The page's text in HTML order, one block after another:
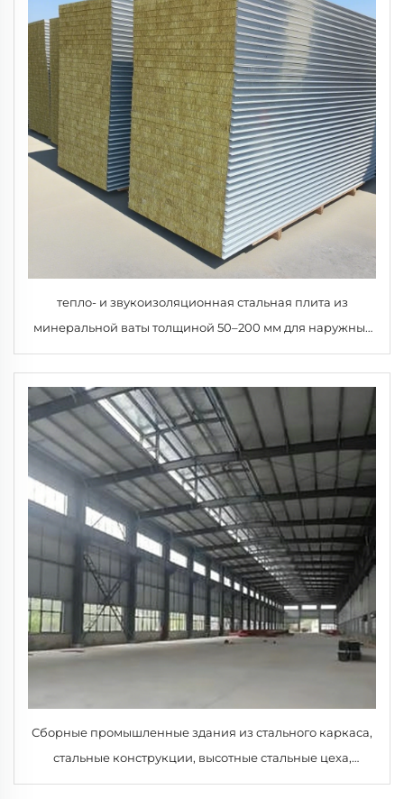
тепло- и звукоизоляционная стальная плита из
минеральной ваты толщиной 50–200 мм для наружных
стен и холодильных камер, минераловатная изоляция
Сборные промышленные здания из стального каркаса,
стальные конструкции, высотные стальные цеха,
современный дизайн